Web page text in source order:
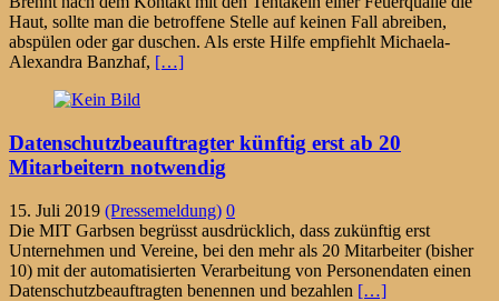
Haut, sollte man die betroffene Stelle auf keinen Fall abreiben,
abspülen oder gar duschen. Als erste Hilfe empfiehlt Michaela-
Alexandra Banzhaf, […]
Datenschutzbeauftragter künftig erst ab 20
Mitarbeitern notwendig
15. Juli 2019 (Pressemeldung) 0
Die MIT Garbsen begrüsst ausdrücklich, dass zukünftig erst
Unternehmen und Vereine, bei den mehr als 20 Mitarbeiter (bisher
10) mit der automatisierten Verarbeitung von Personendaten einen
Datenschutzbeauftragten benennen und bezahlen […]